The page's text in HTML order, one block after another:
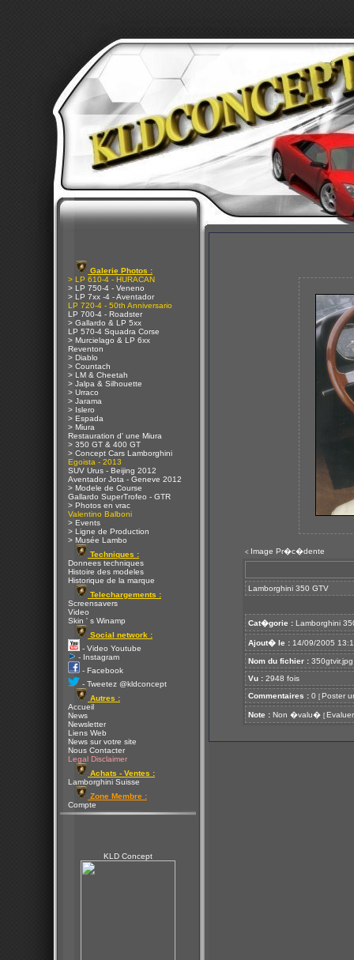
Galerie Photos :
> LP 610-4 - HURACAN
> LP 750-4 - Veneno
> LP 7xx -4 - Aventador
LP 720-4 - 50th Anniversario
LP 700-4 - Roadster
> Gallardo & LP 5xx
LP 570-4 Squadra Corse
> Murcielago & LP 6xx
Reventon
> Diablo
> Countach
> LM & Cheetah
> Jalpa & Silhouette
> Urraco
> Jarama
> Islero
> Espada
> Miura
Restauration d' une Miura
> 350 GT & 400 GT
> Concept Cars Lamborghini
Egoista - 2013
SUV Urus - Beijing 2012
Aventador Jota - Geneve 2012
> Modele de Course
Gallardo SuperTrofeo - GTR
> Photos en vrac
Valentino Balboni
> Events
> Ligne de Production
> Musée Lambo
Techniques :
Donnees techniques
Histoire des modeles
Historique de la marque
Telechargements :
Screensavers
Video
Skin ' s Winamp
Social network :
- Video Youtube
- Instagram
- Facebook
- Tweetez @kldconcept
Autres :
Accueil
News
Newsletter
Liens Web
News sur votre site
Nous Contacter
Legal Disclaimer
Achats - Ventes :
Lamborghini Suisse
Zone Membre :
Compte
KLD Concept
< Image Pr�c�dente
Lamborghini 350 GTV
Cat�gorie : Lamborghini
Ajout� le : 14/09/2005
Nom du fichier : 350gtvir.jpg
Vu : 2948 fois
Commentaires : 0 [ Poster
Note : Non �valu� [ Evaluer